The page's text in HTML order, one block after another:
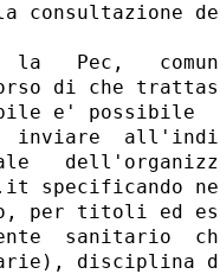
consultazione
la   Pec,
di che
e' possibile
inviare
specificando
per titoli ed
sanitario
disciplina